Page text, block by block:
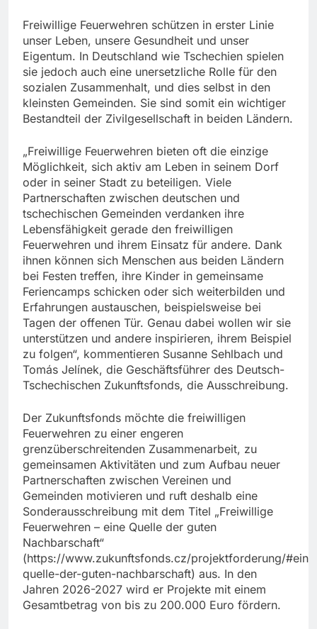
Freiwillige Feuerwehren schützen in erster Linie
unser Leben, unsere Gesundheit und unser
Eigentum. In Deutschland wie Tschechien spielen
sie jedoch auch eine unersetzliche Rolle für den
sozialen Zusammenhalt, und dies selbst in den
kleinsten Gemeinden. Sie sind somit ein wichtiger
Bestandteil der Zivilgesellschaft in beiden Ländern.
„Freiwillige Feuerwehren bieten oft die einzige
Möglichkeit, sich aktiv am Leben in seinem Dorf
oder in seiner Stadt zu beteiligen. Viele
Partnerschaften zwischen deutschen und
tschechischen Gemeinden verdanken ihre
Lebensfähigkeit gerade den freiwilligen
Feuerwehren und ihrem Einsatz für andere. Dank
ihnen können sich Menschen aus beiden Ländern
bei Festen treffen, ihre Kinder in gemeinsame
Feriencamps schicken oder sich weiterbilden und
Erfahrungen austauschen, beispielsweise bei
Tagen der offenen Tür. Genau dabei wollen wir sie
unterstützen und andere inspirieren, ihrem Beispiel
zu folgen“, kommentieren Susanne Sehlbach und
Tomás Jelínek, die Geschäftsführer des Deutsch-
Tschechischen Zukunftsfonds, die Ausschreibung.
Der Zukunftsfonds möchte die freiwilligen
Feuerwehren zu einer engeren
grenzüberschreitenden Zusammenarbeit, zu
gemeinsamen Aktivitäten und zum Aufbau neuer
Partnerschaften zwischen Vereinen und
Gemeinden motivieren und ruft deshalb eine
Sonderausschreibung mit dem Titel „Freiwillige
Feuerwehren – eine Quelle der guten
Nachbarschaft“
(https://www.zukunftsfonds.cz/projektforderung/
quelle-der-guten-nachbarschaft) aus. In den
Jahren 2026-2027 wird er Projekte mit einem
Gesamtbetrag von bis zu 200.000 Euro fördern.